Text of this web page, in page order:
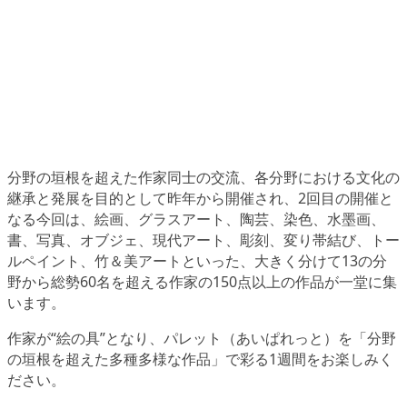
分野の垣根を超えた作家同士の交流、各分野における文化の
継承と発展を目的として昨年から開催され、2回目の開催と
なる今回は、絵画、グラスアート、陶芸、染色、水墨画、
書、写真、オブジェ、現代アート、彫刻、変り帯結び、トー
ルペイント、竹＆美アートといった、大きく分けて13の分
野から総勢60名を超える作家の150点以上の作品が一堂に集
います。
作家が“絵の具”となり、パレット（あいぱれっと）を「分野
の垣根を超えた多種多様な作品」で彩る1週間をお楽しみく
ださい。